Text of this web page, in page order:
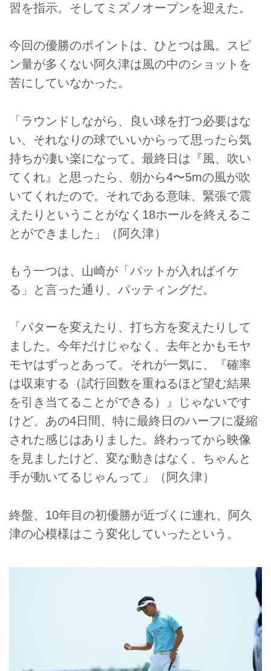
習を指示。そしてミズノオープンを迎えた。
今回の優勝のポイントは、ひとつは風。スピ
ン量が多くない阿久津は風の中のショットを
苦にしていなかった。
「ラウンドしながら、良い球を打つ必要はな
い、それなりの球でいいからって思ったら気
持ちが凄い楽になって。最終日は『風、吹い
てくれ』と思ったら、朝から4〜5mの風が吹
いてくれたので。それである意味、緊張で震
えたりということがなく18ホールを終えるこ
とができました」（阿久津）
もう一つは、山崎が「パットが入ればイケ
る」と言った通り、パッティングだ。
「パターを変えたり、打ち方を変えたりして
ました。今年だけじゃなく、去年とかもモヤ
モヤはずっとあって。それが一気に、『確率
は収束する（試行回数を重ねるほど望む結果
を引き当てることができる）』じゃないです
けど、あの4日間、特に最終日のハーフに凝縮
された感じはありました。終わってから映像
を見ましたけど、変な動きはなく、ちゃんと
手が動いてるじゃんって」（阿久津）
終盤、10年目の初優勝が近づくに連れ、阿久
津の心模様はこう変化していったという。